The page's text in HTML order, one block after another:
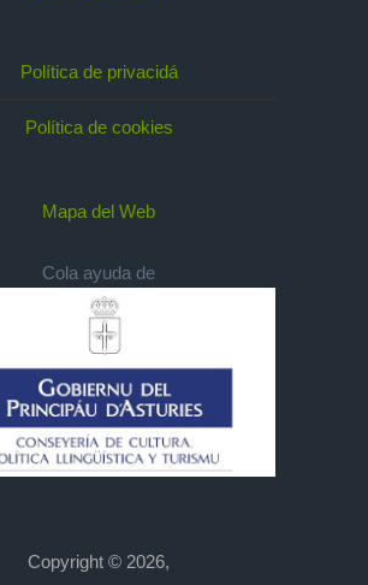
Política de privacidá
Política de cookies
Mapa del Web
Cola ayuda de
Copyright © 2026,